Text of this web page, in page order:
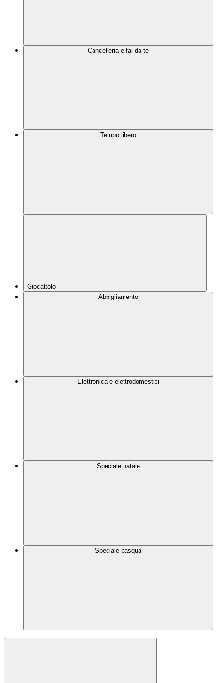
Cancelleria e fai da te
Tempo libero
Giocattolo
Abbigliamento
Elettronica e elettrodomestici
Speciale natale
Speciale pasqua